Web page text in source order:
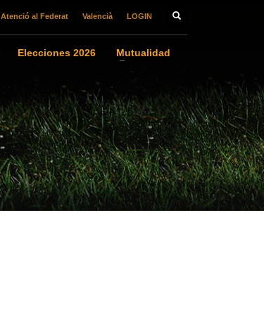
Atenció al Federat Valencià LOGIN
Elecciones 2026
Mutualidad